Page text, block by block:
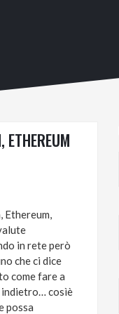
ETHEREUM
Ethereum,
in rete però
che ci dice
come fare a
indietro… cosìè
possa